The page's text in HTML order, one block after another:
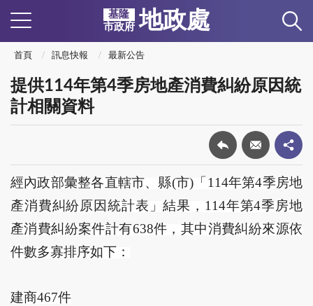
基隆
市政府 地政處
首頁 訊息快報 最新公告
提供114年第4季房地產消費糾紛原因統
計相關資料
經內政部彙整各直轄市、縣(市)「114年第4季房地
產消費糾紛原因統計表」結果，114年第4季房地
產消費糾紛案件計有638件，其中消費糾紛來源依
件數多寡排序如下：
建商467件